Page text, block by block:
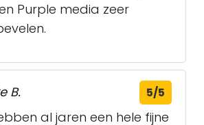
Purple media zeer
B. 5/5
al jaren een hele fijne